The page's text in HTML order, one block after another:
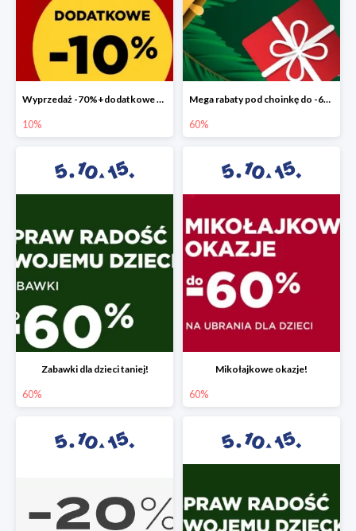
Wyprzedaż -70%+dodatkowe 10%
10%
Mega rabaty pod choinkę do -60%
60%
Zabawki dla dzieci taniej!
60%
Mikołajkowe okazje!
60%